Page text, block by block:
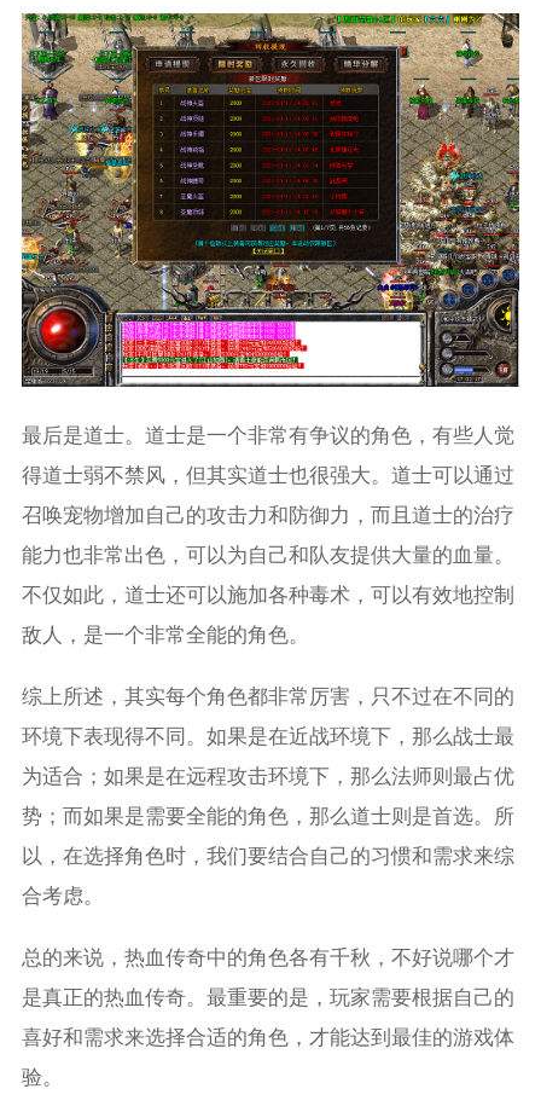
最后是道士。道士是一个非常有争议的角色，有些人觉
得道士弱不禁风，但其实道士也很强大。道士可以通过
召唤宠物增加自己的攻击力和防御力，而且道士的治疗
能力也非常出色，可以为自己和队友提供大量的血量。
不仅如此，道士还可以施加各种毒术，可以有效地控制
敌人，是一个非常全能的角色。
综上所述，其实每个角色都非常厉害，只不过在不同的
环境下表现得不同。如果是在近战环境下，那么战士最
为适合；如果是在远程攻击环境下，那么法师则最占优
势；而如果是需要全能的角色，那么道士则是首选。所
以，在选择角色时，我们要结合自己的习惯和需求来综
合考虑。
总的来说，热血传奇中的角色各有千秋，不好说哪个才
是真正的热血传奇。最重要的是，玩家需要根据自己的
喜好和需求来选择合适的角色，才能达到最佳的游戏体
验。